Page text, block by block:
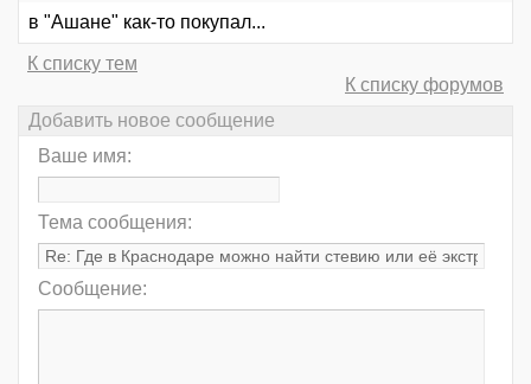
в "Ашане" как-то покупал...
К списку тем
К списку форумов
Добавить новое сообщение
Ваше имя:
Тема сообщения:
Сообщение: